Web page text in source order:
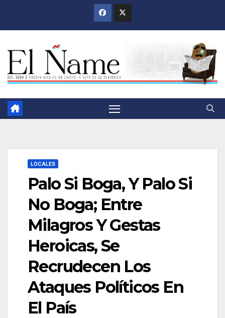
LOCALES
Palo Si Boga, Y Palo Si
No Boga; Entre
Milagros Y Gestas
Heroicas, Se
Recrudecen Los
Ataques Políticos En
El País